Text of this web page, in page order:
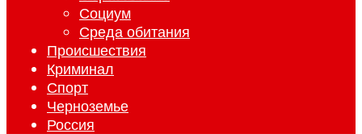
Социум
Среда обитания
Происшествия
Криминал
Спорт
Черноземье
Россия